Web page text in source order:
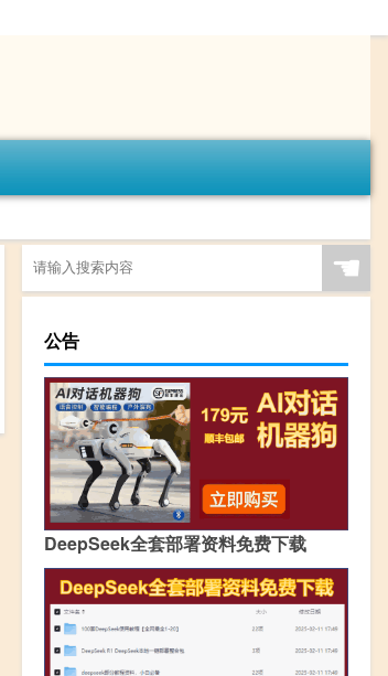
☚
公告
DeepSeek全套部署资料免费下载